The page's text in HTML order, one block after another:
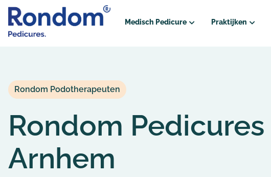
Medisch Pedicure
Diabetes
Reuma
Praktijken
Rondom Podotherapeuten
Rondom Pedicures
Arnhem